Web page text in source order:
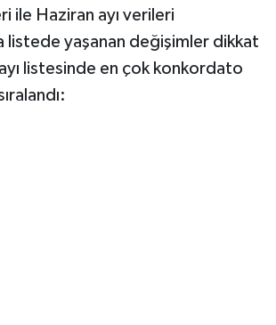
ile Haziran ayı verileri
listede yaşanan değişimler dikkat
listesinde en çok konkordato